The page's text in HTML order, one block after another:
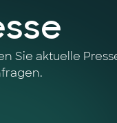
Sie aktuelle